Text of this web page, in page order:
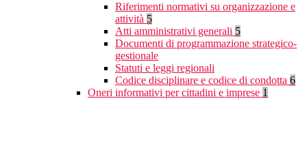
Riferimenti normativi su organizzazione e
attività 5
Atti amministrativi generali 5
Documenti di programmazione strategico-
gestionale
Statuti e leggi regionali
Codice disciplinare e codice di condotta 6
Oneri informativi per cittadini e imprese 1